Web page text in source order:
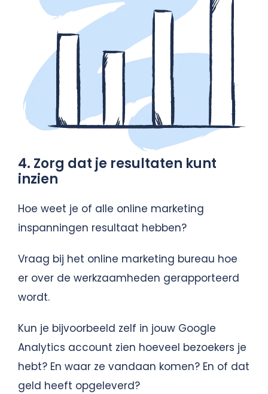
4. Zorg dat je resultaten kunt
inzien
Hoe weet je of alle online marketing
inspanningen resultaat hebben?
Vraag bij het online marketing bureau hoe
er over de werkzaamheden gerapporteerd
wordt.
Kun je bijvoorbeeld zelf in jouw Google
Analytics account zien hoeveel bezoekers je
hebt? En waar ze vandaan komen? En of dat
geld heeft opgeleverd?